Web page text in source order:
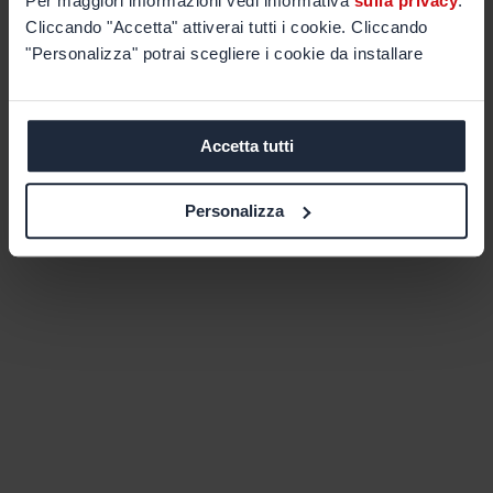
Cliccando "Accetta" attiverai tutti i cookie. Cliccando
"Personalizza" potrai scegliere i cookie da installare
Accetta tutti
Personalizza